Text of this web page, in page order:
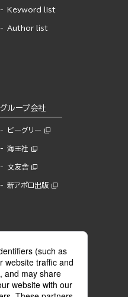
Keyword list
Author list
グループ会社
ビーグリー
海王社
文友舎
新アポロ出版